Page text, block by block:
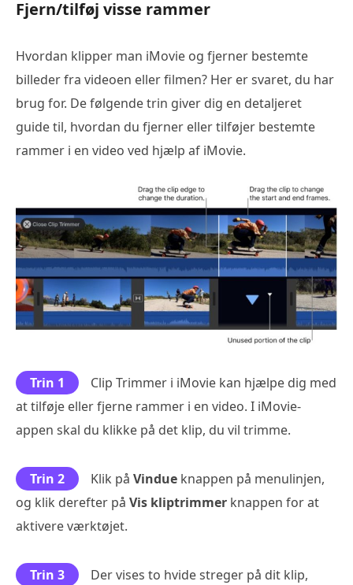
Fjern/tilføj visse rammer
Hvordan klipper man iMovie og fjerner bestemte
billeder fra videoen eller filmen? Her er svaret, du har
brug for. De følgende trin giver dig en detaljeret
guide til, hvordan du fjerner eller tilføjer bestemte
rammer i en video ved hjælp af iMovie.
Trin 1
Clip Trimmer i iMovie kan hjælpe dig med
at tilføje eller fjerne rammer i en video. I iMovie-
appen skal du klikke på det klip, du vil trimme.
Trin 2 Klik på Vindue knappen på menulinjen,
og klik derefter på Vis kliptrimmer knappen for at
aktivere værktøjet.
Trin 3
Der vises to hvide streger på dit klip,